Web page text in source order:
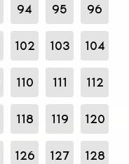
94 95 96
102 103 104
110 111 112
118 119 120
126 127 128